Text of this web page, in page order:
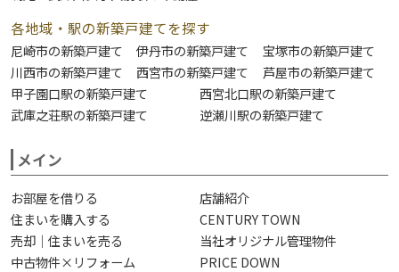
各地域・駅の新築戸建てを探す
尼崎市の新築戸建て 伊丹市の新築戸建て
宝塚市の新築戸建て
川西市の新築戸建て
西宮市の新築戸建て
芦屋市の新築戸建て
甲子園口駅の新築戸建て
西宮北口駅の新築戸建て
武庫之荘駅の新築戸建て
逆瀬川駅の新築戸建て
メイン
お部屋を借りる
店舗紹介
住まいを購入する
CENTURY TOWN
売却｜住まいを売る
当社オリジナル管理物件
中古物件×リフォーム
PRICE DOWN